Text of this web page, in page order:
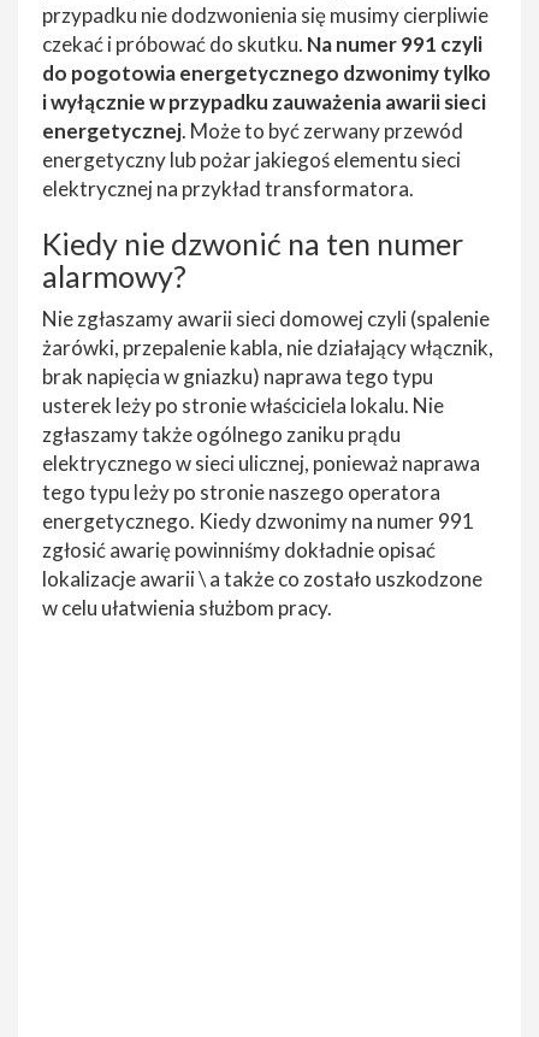
przypadku nie dodzwonienia się musimy cierpliwie
czekać i próbować do skutku. Na numer 991 czyli
do pogotowia energetycznego dzwonimy tylko
i wyłącznie w przypadku zauważenia awarii sieci
energetycznej. Może to być zerwany przewód
energetyczny lub pożar jakiegoś elementu sieci
elektrycznej na przykład transformatora.
Kiedy nie dzwonić na ten numer
alarmowy?
Nie zgłaszamy awarii sieci domowej czyli (spalenie
żarówki, przepalenie kabla, nie działający włącznik,
brak napięcia w gniazku) naprawa tego typu
usterek leży po stronie właściciela lokalu. Nie
zgłaszamy także ogólnego zaniku prądu
elektrycznego w sieci ulicznej, ponieważ naprawa
tego typu leży po stronie naszego operatora
energetycznego. Kiedy dzwonimy na numer 991
zgłosić awarię powinniśmy dokładnie opisać
lokalizacje awarii \ a także co zostało uszkodzone
w celu ułatwienia służbom pracy.